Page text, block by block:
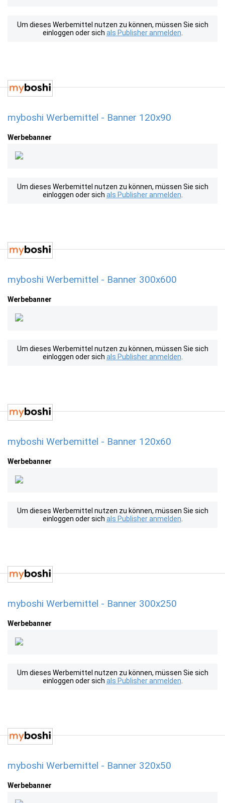
Um dieses Werbemittel nutzen zu können, müssen Sie sich
einloggen oder sich als Publisher anmelden
myboshi Werbemittel - Banner 120x90
Werbebanner
Um dieses Werbemittel nutzen zu können, müssen Sie sich
einloggen oder sich als Publisher anmelden
myboshi Werbemittel - Banner 300x600
Werbebanner
Um dieses Werbemittel nutzen zu können, müssen Sie sich
einloggen oder sich als Publisher anmelden
myboshi Werbemittel - Banner 120x60
Werbebanner
Um dieses Werbemittel nutzen zu können, müssen Sie sich
einloggen oder sich als Publisher anmelden
myboshi Werbemittel - Banner 300x250
Werbebanner
Um dieses Werbemittel nutzen zu können, müssen Sie sich
einloggen oder sich als Publisher anmelden
myboshi Werbemittel - Banner 320x50
Werbebanner